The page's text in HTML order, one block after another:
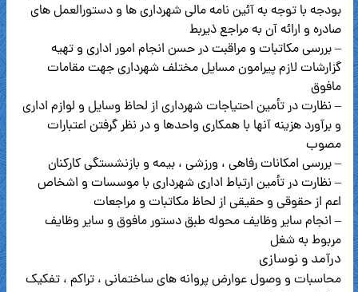
بودجه با توجه به آئین نامه مالی شهرداری ها و دستورالعمل های
صادره و ارائه آن به مراجع ذیربط
– بررسی مکاتبات و مراقبت در حسن انجام امور اداری و تهیه
گزارشات لازم پیرامون مسایل مختلف شهرداری جهت مقامات
مافوق
– نظارت در تأمین احتیاجات شهرداری از لحاظ وسایل و لوازم اداری
و برآورد هزینه آنها با همکاری واحدها و در نظر گرفتن اعتبارات
مصوب
– بررسی امکانات رفاهی ، ورزشی ، بیمه و بازنشستگی کارکنان
– نظارت در تأمین ارتباط اداری شهرداری با موسسات و اشخاص
اعم از حقوقی و حقیقی از لحاظ مکاتبات و مراجعات
– انجام سایر وظایف محوله طبق دستور مافوق و سایر وظایف
مربوط به شغل
درآمد و نوسازی
محاسبات و وصول عوارض پروانه های ساختمانی ، تراکم ، تفکیک